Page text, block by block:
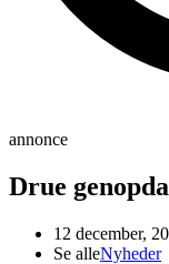
annonce
Drue
12 december,
Se alleNyheder